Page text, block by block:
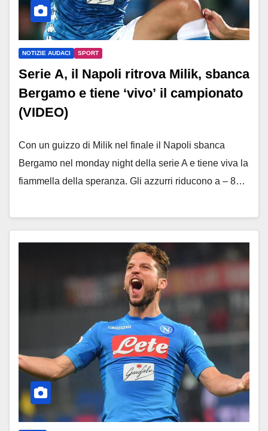
NOTIZIE AUDACI SPORT
Serie A, il Napoli ritrova Milik, sbanca
Bergamo e tiene ‘vivo’ il campionato
(VIDEO)
Con un guizzo di Milik nel finale il Napoli sbanca
Bergamo nel monday night della serie A e tiene viva la
fiammella della speranza. Gli azzurri riducono a – 8…